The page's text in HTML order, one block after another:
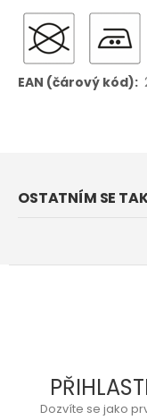
OSTATNÍM SE
Dozvíte se jako